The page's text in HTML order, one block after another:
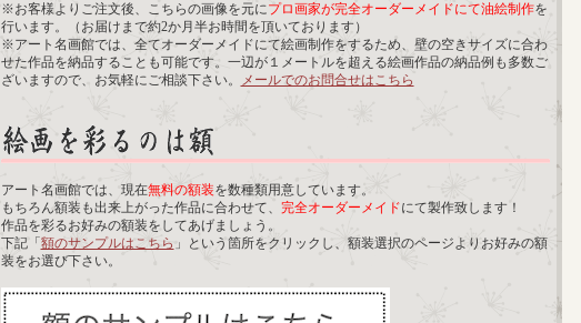
※お客様よりご注文後、こちらの画像を元にプロ画家が完全オーダーメイドにて油絵制作を
行います。（お届けまで約2か月半お時間を頂いております）
※アート名画館では、全てオーダーメイドにて絵画制作をするため、壁の空きサイズに合わ
せた作品を納品することも可能です。一辺が１メートルを超える絵画作品の納品例も多数ご
ざいますので、お気軽にご相談下さい。
メールでのお問合せはこちら
アート名画館では、現在無料の額装を数種類用意しています。
もちろん額装も出来上がった作品に合わせて、 完全オーダーメイドにて製作致します！
作品を彩るお好みの額装をしてあげましょう。
下記「 額のサンプルはこちら 」という箇所をクリックし、額装選択のページよりお好みの額
装をお選び下さい。